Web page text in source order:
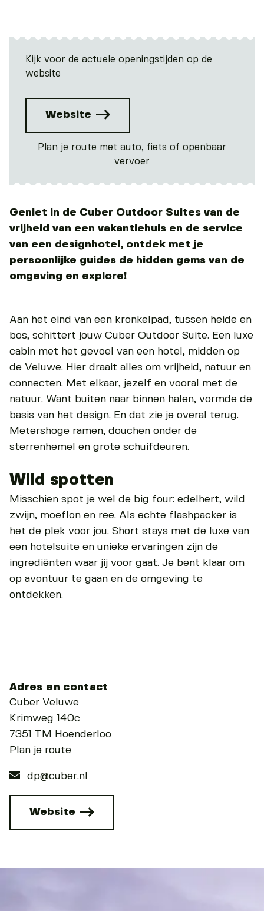
Kijk voor de actuele openingstijden op de
website
Website
Plan je route met auto, fiets of openbaar
vervoer
Geniet in de Cuber Outdoor Suites van de
vrijheid van een vakantiehuis en de service
van een designhotel, ontdek met je
persoonlijke guides de hidden gems van de
omgeving en explore!
Aan het eind van een kronkelpad, tussen heide en
bos, schittert jouw Cuber Outdoor Suite. Een luxe
cabin met het gevoel van een hotel, midden op
de Veluwe. Hier draait alles om vrijheid, natuur en
connecten. Met elkaar, jezelf en vooral met de
natuur. Want buiten naar binnen halen, vormde de
basis van het design. En dat zie je overal terug.
Metershoge ramen, douchen onder de
sterrenhemel en grote schuifdeuren.
Wild spotten
Misschien spot je wel de big four: edelhert, wild
zwijn, moeflon en ree. Als echte flashpacker is
het de plek voor jou. Short stays met de luxe van
een hotelsuite en unieke ervaringen zijn de
ingrediënten waar jij voor gaat. Je bent klaar om
op avontuur te gaan en de omgeving te
ontdekken.
Adres en contact
Cuber Veluwe
Krimweg 140c
7351 TM Hoenderloo
Plan je route
dp@cuber.nl
Website